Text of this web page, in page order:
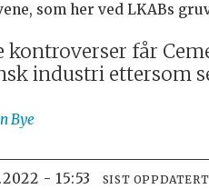
som her ved LKABs
kontroverser får
industri ettersom
Bye
- 15:53 SIST OPPDATERT